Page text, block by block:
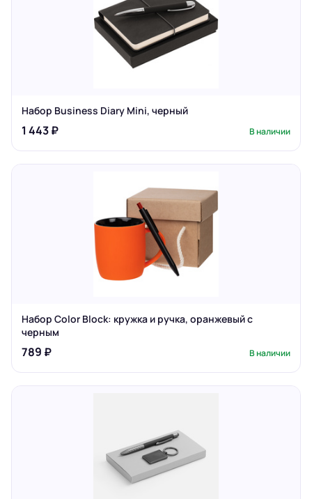
Набор Business Diary Mini, черный
1 443 ₽ В наличии
Набор Color Block: кружка и ручка, оранжевый с
черным
789 ₽ В наличии